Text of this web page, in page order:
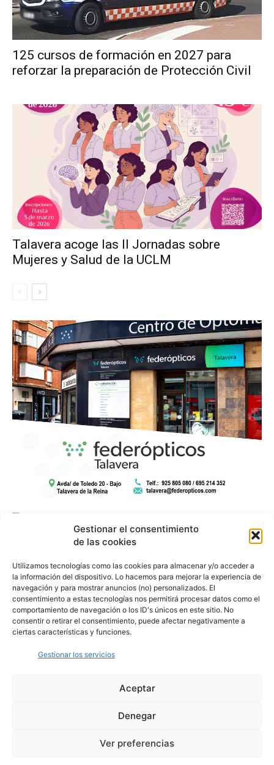
Gestionar el consentimiento
de las cookies
Utilizamos tecnologías como las cookies para almacenar y/o acceder a
la información del dispositivo. Lo hacemos para mejorar la experiencia de
navegación y para mostrar anuncios (no) personalizados. El
consentimiento a estas tecnologías nos permitirá procesar datos como el
comportamiento de navegación o los ID's únicos en este sitio. No
consentir o retirar el consentimiento, puede afectar negativamente a
ciertas características y funciones.
Gestionar los servicios
Aceptar
Denegar
Ver preferencias
125 cursos de formación en 2027 para
reforzar la preparación de Protección Civil
Talavera acoge las II Jornadas sobre
Mujeres y Salud de la UCLM